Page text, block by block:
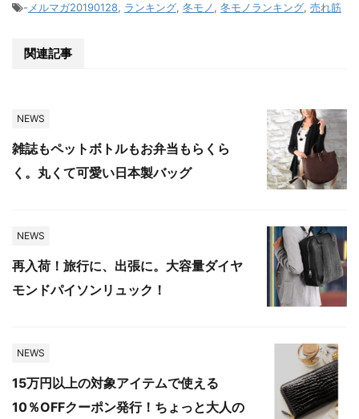
- メルマガ20190128, ランキング, 冬モノ, 冬モノランキング, 売れ筋
関連記事
NEWS
雑誌もペットボトルもお弁当もらくら
く。丸くて可愛い日本製バッグ
NEWS
再入荷！旅行に、出張に。大容量ダイヤ
モンドパイソンリュック！
NEWS
15万円以上の対象アイテムで使える
10％OFFクーポン発行！ちょっと大人の